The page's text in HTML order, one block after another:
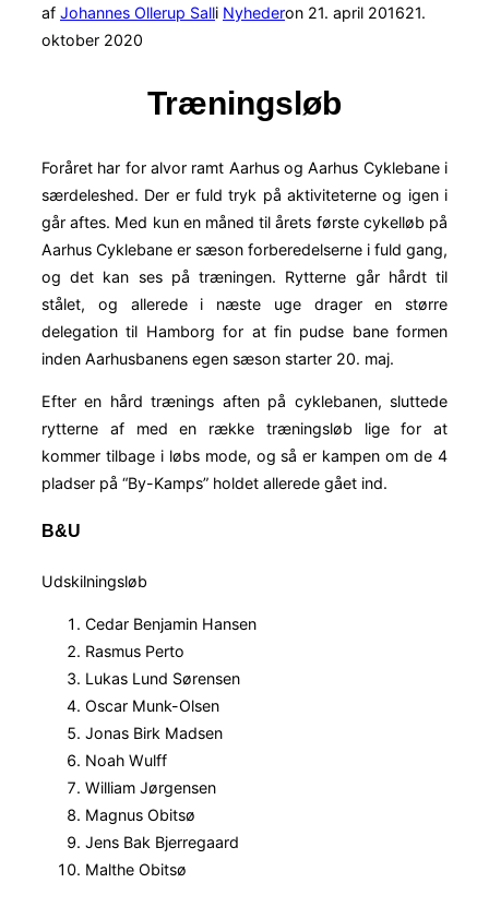
af Johannes Ollerup Salli Nyhederon Udgivet
21. april 201621.
oktober 2020
Træningsløb
Foråret har for alvor ramt Aarhus og Aarhus Cyklebane i
særdeleshed. Der er fuld tryk på aktiviteterne og igen i
går aftes. Med kun en måned til årets første cykelløb på
Aarhus Cyklebane er sæson forberedelserne i fuld gang,
og det kan ses på træningen. Rytterne går hårdt til
stålet, og allerede i næste uge drager en større
delegation til Hamborg for at fin pudse bane formen
inden Aarhusbanens egen sæson starter 20. maj.
Efter en hård trænings aften på cyklebanen, sluttede
rytterne af med en række træningsløb lige for at
kommer tilbage i løbs mode, og så er kampen om de 4
pladser på “By-Kamps” holdet allerede gået ind.
B&U
Udskilningsløb
Cedar Benjamin Hansen
Rasmus Perto
Lukas Lund Sørensen
Oscar Munk-Olsen
Jonas Birk Madsen
Noah Wulff
William Jørgensen
Magnus Obitsø
Jens Bak Bjerregaard
Malthe Obitsø